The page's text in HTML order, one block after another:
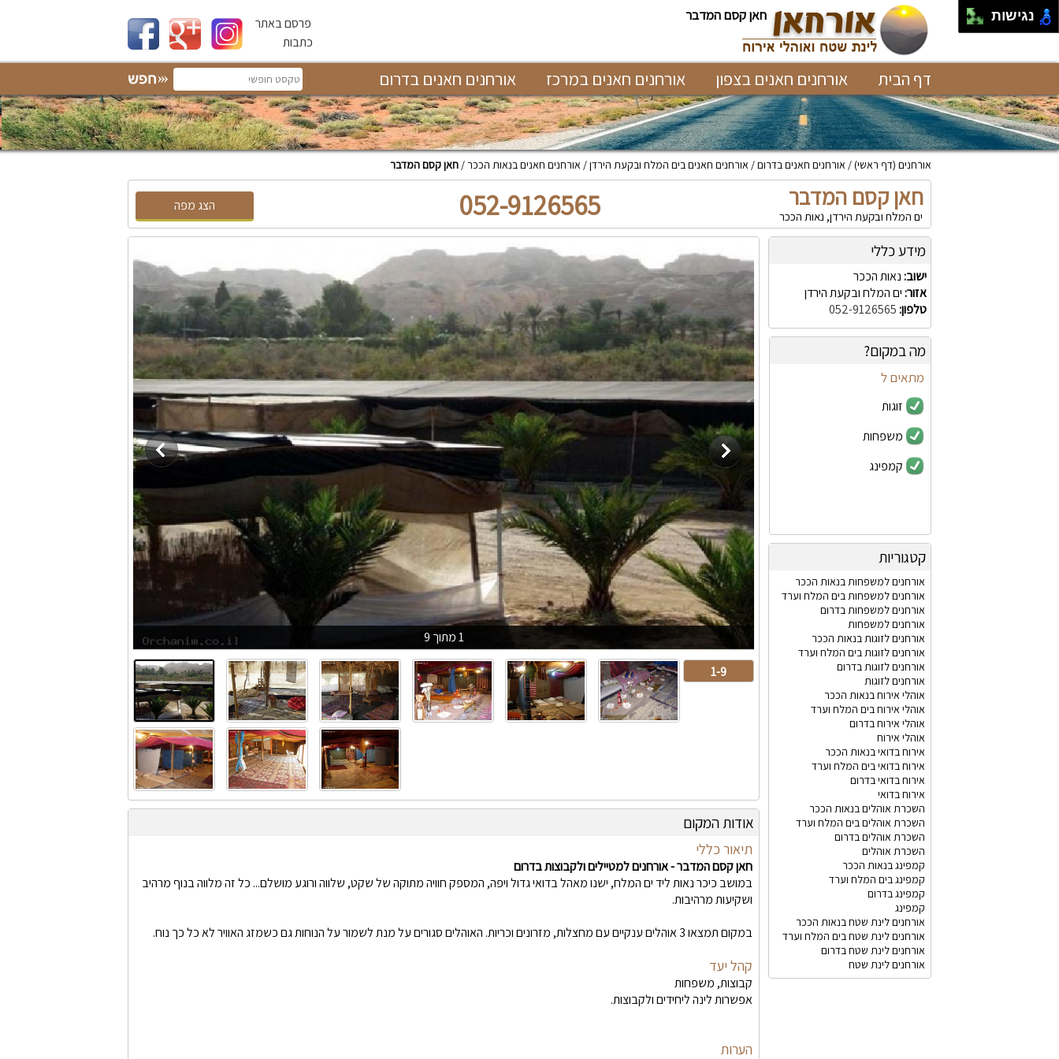
חאן קסם המדבר
פרסם באתר
כתבות
דף הבית אורחנים חאנים בצפון אורחנים חאנים במרכז אורחנים חאנים בדרום
אורחנים (דף ראשי) אורחנים חאנים בדרום אורחנים חאנים בים המלח ובקעת הירדן אורחנים חאנים בנאות הככר חאן קסם המדבר
חאן קסם המדבר
ים המלח ובקעת הירדן, נאות הככר 052-9126565 הצג מפה
1 מתוך 9
1-9
מידע כללי
ישוב:נאות הככר
אזור:ים המלח ובקעת הירדן
טלפון:052-9126565
מה במקום?
מתאים ל
זוגות
משפחות
קמפינג
קטגוריות
אורחנים למשפחות בנאות הככר
אורחנים למשפחות בים המלח וערד
אורחנים למשפחות בדרום
אורחנים למשפחות
אורחנים לזוגות בנאות הככר
אורחנים לזוגות בים המלח וערד
אורחנים לזוגות בדרום
אורחנים לזוגות
אוהלי אירוח בנאות הככר
אוהלי אירוח בים המלח וערד
אוהלי אירוח בדרום
אוהלי אירוח
אירוח בדואי בנאות הככר
אירוח בדואי בים המלח וערד
אירוח בדואי בדרום
אירוח בדואי
השכרת אוהלים בנאות הככר
השכרת אוהלים בים המלח וערד
השכרת אוהלים בדרום
השכרת אוהלים
קמפינג בנאות הככר
קמפינג בים המלח וערד
קמפינג בדרום
קמפינג
אורחנים לינת שטח בנאות הככר
אורחנים לינת שטח בים המלח וערד
אורחנים לינת שטח בדרום
אורחנים לינת שטח
אודות המקום
תיאור כללי
חאן קסם המדבר - אורחנים למטיילים ולקבוצות בדרום
במושב כיכר נאות ליד ים המלח, ישנו מאהל בדואי גדול ויפה, המספק חוויה מתוקה של שקט, שלווה ורוגע מושלם... כל זה מלווה בנוף מרהיב
ושקיעות מרהיבות.
במקום תמצאו 3 אוהלים ענקיים עם מחצלות, מזרונים וכריות. האוהלים סגורים על מנת לשמור על הנוחות גם כשמזג האוויר לא כל כך נוח.
קהל יעד
קבוצות, משפחות
אפשרות לינה ליחידים ולקבוצות.
הערות
נגישות